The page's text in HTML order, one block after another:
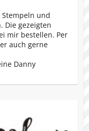
und
Die gezeigten
mir bestellen. Per
auch gerne
Danny